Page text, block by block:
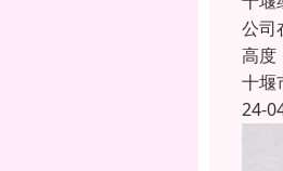
公司
高度
十堰
24-